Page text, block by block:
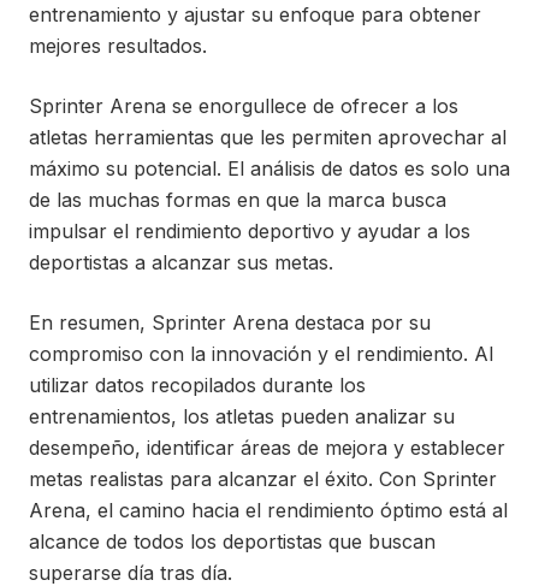
entrenamiento y ajustar su enfoque para obtener
mejores resultados.
Sprinter Arena se enorgullece de ofrecer a los
atletas herramientas que les permiten aprovechar al
máximo su potencial. El análisis de datos es solo una
de las muchas formas en que la marca busca
impulsar el rendimiento deportivo y ayudar a los
deportistas a alcanzar sus metas.
En resumen, Sprinter Arena destaca por su
compromiso con la innovación y el rendimiento. Al
utilizar datos recopilados durante los
entrenamientos, los atletas pueden analizar su
desempeño, identificar áreas de mejora y establecer
metas realistas para alcanzar el éxito. Con Sprinter
Arena, el camino hacia el rendimiento óptimo está al
alcance de todos los deportistas que buscan
superarse día tras día.